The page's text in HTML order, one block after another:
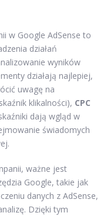
w Google AdSense to
działań
wyników
działają najlepiej,
uwagę na
klikalności), CPC
dają wgląd w
świadomych
ważne jest
Google, takie jak
danych z AdSense,
Dzięki tym